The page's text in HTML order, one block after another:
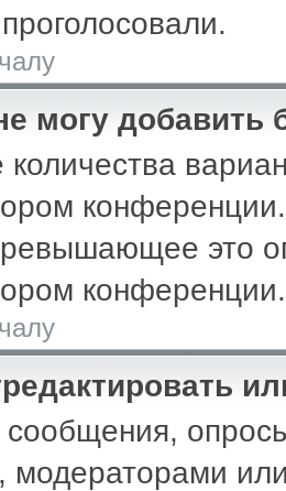
могу добавить
это
конференции.
модераторами